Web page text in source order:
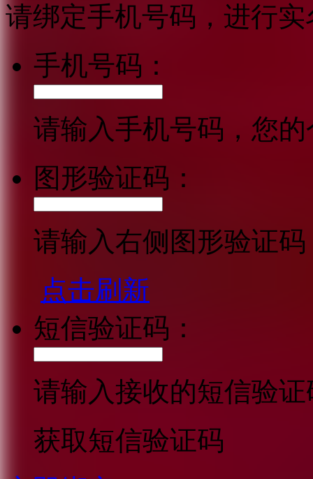
请绑定手机号码，进行
手机号码：
请输入手机号码，您
图形验证码：
请输入右侧图形验证码
点击刷新
短信验证码：
请输入接收的短信验证
获取短信验证码